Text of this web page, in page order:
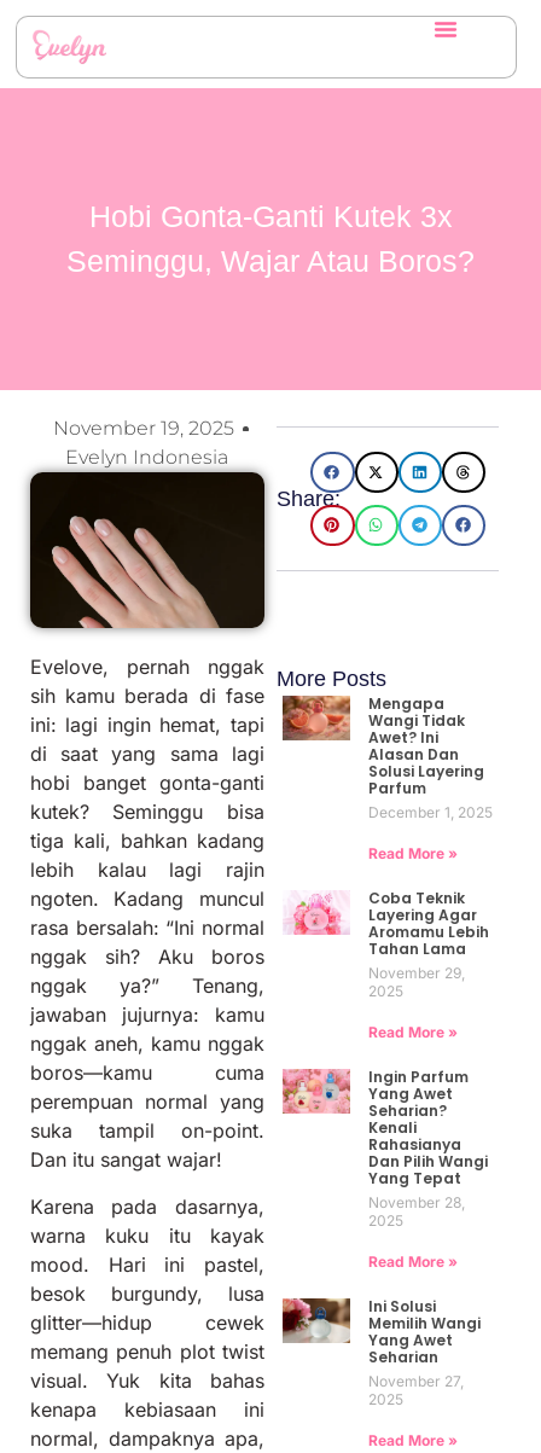
Hobi Gonta-Ganti Kutek 3x
Seminggu, Wajar Atau Boros?
November 19, 2025
Evelyn Indonesia
Evelove, pernah nggak
sih kamu berada di fase
ini: lagi ingin hemat, tapi
di saat yang sama lagi
hobi banget gonta-ganti
kutek? Seminggu bisa
tiga kali, bahkan kadang
lebih kalau lagi rajin
ngoten. Kadang muncul
rasa bersalah: “Ini normal
nggak sih? Aku boros
nggak ya?” Tenang,
jawaban jujurnya: kamu
nggak aneh, kamu nggak
boros—kamu cuma
perempuan normal yang
suka tampil on-point.
Dan itu sangat wajar!
Karena pada dasarnya,
warna kuku itu kayak
mood. Hari ini pastel,
besok burgundy, lusa
glitter—hidup cewek
memang penuh plot twist
visual. Yuk kita bahas
kenapa kebiasaan ini
normal, dampaknya apa,
Share:
More Posts
Mengapa
Wangi Tidak
Awet? Ini
Alasan Dan
Solusi Layering
Parfum
December 1, 2025
Read More »
Coba Teknik
Layering Agar
Aromamu Lebih
Tahan Lama
November 29,
2025
Read More »
Ingin Parfum
Yang Awet
Seharian?
Kenali
Rahasianya
Dan Pilih Wangi
Yang Tepat
November 28,
2025
Read More »
Ini Solusi
Memilih Wangi
Yang Awet
Seharian
November 27,
2025
Read More »